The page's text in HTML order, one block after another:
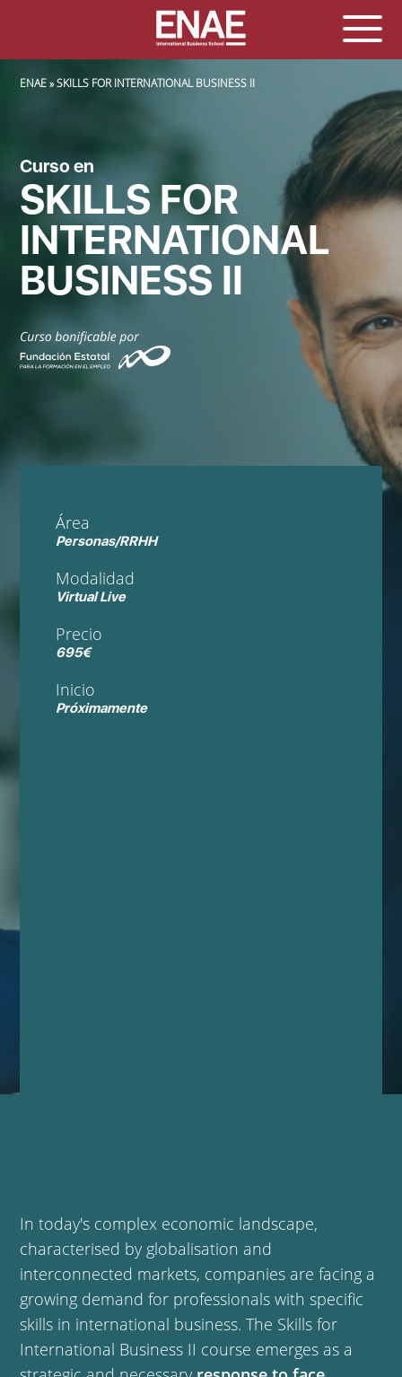
SOBRESCRIBIR ENLACES DE AYUDA A LA NAVEGACIÓN
ENAE SKILLS FOR INTERNATIONAL BUSINESS II
Curso en
SKILLS FOR
INTERNATIONAL
BUSINESS II
Área
Personas/RRHH
Modalidad
Virtual Live
Precio
695€
Inicio
Próximamente
In today's complex economic landscape,
characterised by globalisation and
interconnected markets, companies are facing a
growing demand for professionals with specific
skills in international business. The Skills for
International Business II course emerges as a